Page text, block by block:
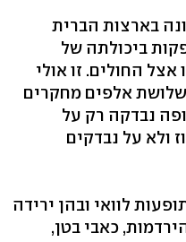
בארצות הברית
ספקות ביכולתה של
החולים. זו אולי
אלפים מחקרים
נבדקה רק על
ולא על נבדקים
לוואי ובהן ירידה
כאבי בטן,